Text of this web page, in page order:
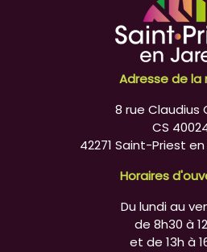
Adresse de la
8 rue Claudius
CS
42271 Saint-Priest
Horaires
Du lundi au
de 8h30 à
et de 13h à